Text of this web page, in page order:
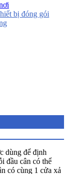
bị đóng gói
dùng để định
đầu cân có thể
có cùng 1 cửa xả